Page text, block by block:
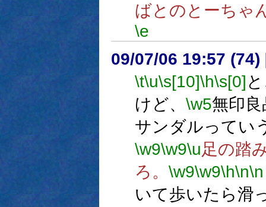
ばとのとーちゃ
\e
09/07/06 19:57 (74)
\t\u\s[10]\h\s[0]
けど、 \w5無印
サンダルってい
\w9\w9\u足の踏
ろ。 \w9\w9\h\n\n
いて歩いたら滑